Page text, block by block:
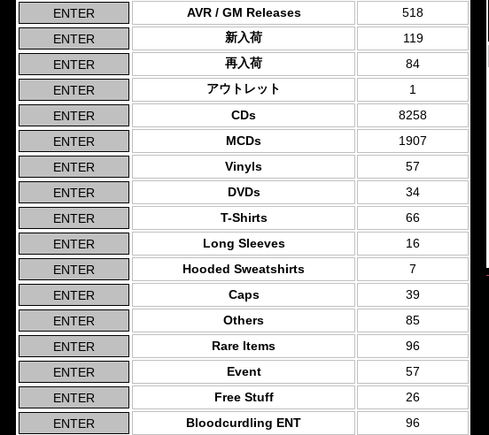
AVR / GM Releases
518
新入荷
119
再入荷
84
アウトレット
1
CDs
8258
MCDs
1907
Vinyls
57
DVDs
34
T-Shirts
66
Long Sleeves
16
Hooded Sweatshirts
7
Caps
39
Others
85
Rare Items
96
Event
57
Free Stuff
26
Bloodcurdling ENT
96